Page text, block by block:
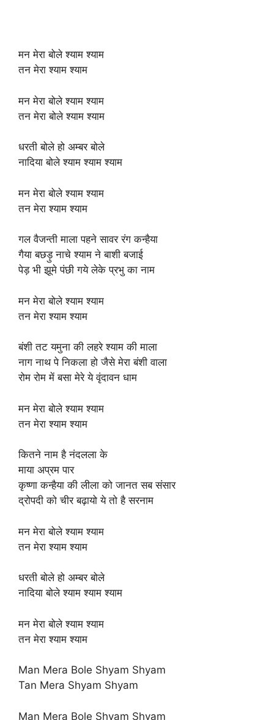
मन मेरा बोले श्याम श्याम
तन मेरा श्याम श्याम
मन मेरा बोले श्याम श्याम
तन मेरा बोले श्याम श्याम
धरती बोले हो अम्बर बोले
नादिया बोले श्याम श्याम श्याम
मन मेरा बोले श्याम श्याम
तन मेरा श्याम श्याम
गल वैजन्ती माला पहने सावर रंग कन्हैया
गैया बछड़ु नाचे श्याम ने बाशी बजाई
पेड़ भी झूमे पंछी गये लेके प्रभु का नाम
मन मेरा बोले श्याम श्याम
तन मेरा श्याम श्याम
बंशी तट यमुना की लहरे श्याम की माला
नाग नाथ पे निकला हो जैसे मेरा बंशी वाला
रोम रोम में बसा मेरे ये वृंदावन धाम
मन मेरा बोले श्याम श्याम
तन मेरा श्याम श्याम
कितने नाम है नंदलला के
माया अप्रम पार
कृष्णा कन्हैया की लीला को जानत सब संसार
द्रोपदी को चीर बढ़ायो ये तो है सरनाम
मन मेरा बोले श्याम श्याम
तन मेरा श्याम श्याम
धरती बोले हो अम्बर बोले
नादिया बोले श्याम श्याम श्याम
मन मेरा बोले श्याम श्याम
तन मेरा श्याम श्याम
Man Mera Bole Shyam Shyam
Tan Mera Shyam Shyam
Man Mera Bole Shyam Shyam